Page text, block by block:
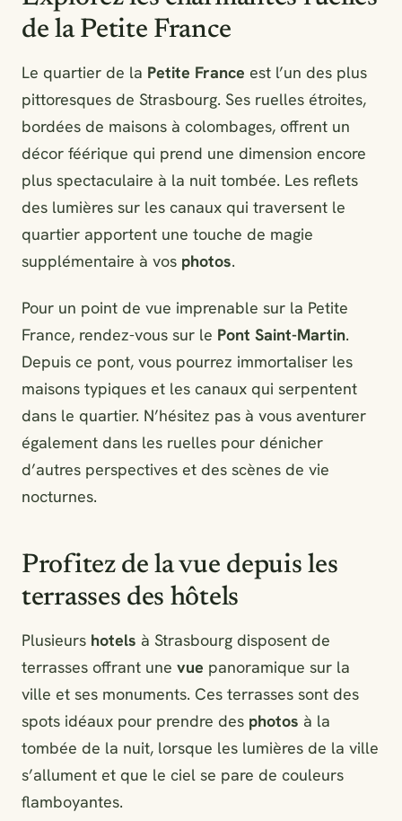
de la Petite France
Le quartier de la Petite France est l’un des plus
pittoresques de Strasbourg. Ses ruelles étroites,
bordées de maisons à colombages, offrent un
décor féérique qui prend une dimension encore
plus spectaculaire à la nuit tombée. Les reflets
des lumières sur les canaux qui traversent le
quartier apportent une touche de magie
supplémentaire à vos photos.
Pour un point de vue imprenable sur la Petite
France, rendez-vous sur le Pont Saint-Martin.
Depuis ce pont, vous pourrez immortaliser les
maisons typiques et les canaux qui serpentent
dans le quartier. N’hésitez pas à vous aventurer
également dans les ruelles pour dénicher
d’autres perspectives et des scènes de vie
nocturnes.
Profitez de la vue depuis les
terrasses des hôtels
Plusieurs hotels à Strasbourg disposent de
terrasses offrant une vue panoramique sur la
ville et ses monuments. Ces terrasses sont des
spots idéaux pour prendre des photos à la
tombée de la nuit, lorsque les lumières de la ville
s’allument et que le ciel se pare de couleurs
flamboyantes.